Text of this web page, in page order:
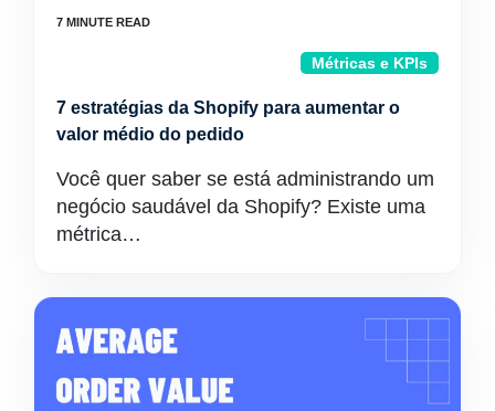
Métricas e KPIs
7 estratégias da Shopify para aumentar o
valor médio do pedido
Você quer saber se está administrando um
negócio saudável da Shopify? Existe uma
métrica…